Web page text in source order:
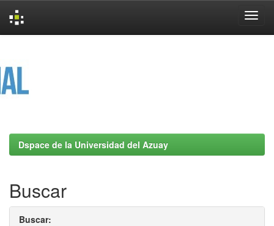
Dspace de la Universidad del Azuay
Buscar
Buscar: